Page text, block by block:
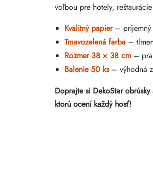
voľbou pre hotely,
Kvalitný papier– príjemný
Tmavozelená farba –
Rozmer 38 × 38 cm –
Balenie 50 ks– výhodná
Doprajte si DekoStar
ktorú ocení každý hosť!